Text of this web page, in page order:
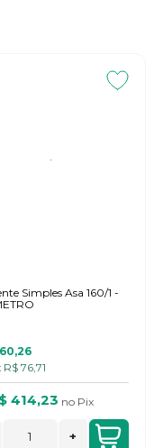
Simples Asa 160/1 -
R$ 76,71
414,23 no Pix
+